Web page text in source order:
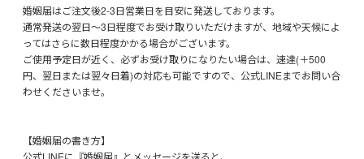
婚姻届はご注文後2-3日営業日を目安に発送しております。
通常発送の翌日～3日程度でお受け取りいただけますが、地域や天候によ
ってはさらに数日程度かかる場合がございます。
ご使用予定日が近く、必ずお受け取りになりたい場合は、速達(＋500
円、翌日または翌々日着)の対応も可能ですので、公式LINEまでお問い合
わせくださいませ。
【婚姻届の書き方】